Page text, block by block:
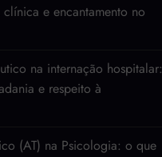
e encantamento no
na internação hospitalar:
e respeito à
(AT) na Psicologia: o que